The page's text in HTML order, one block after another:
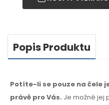
Popis Produktu
Potíte-li se pouze na čele
právě pro Vás. Je možné jej